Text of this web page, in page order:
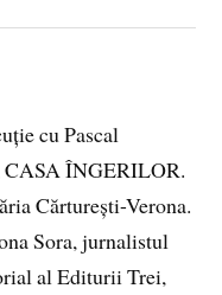
cu Pascal
CASA ÎNGERILOR.
Cărturești-Verona.
Sora, jurnalistul
al Editurii Trei,